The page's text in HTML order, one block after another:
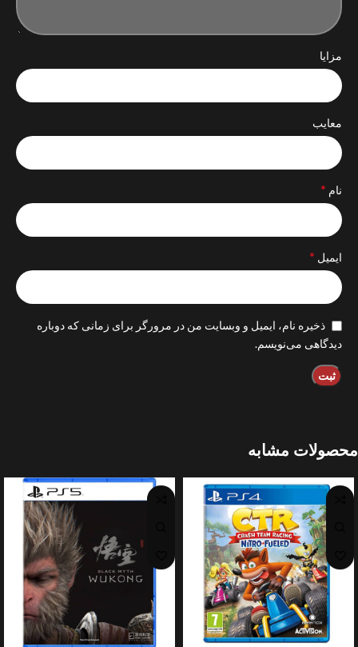
مزایا
معایب
نام *
ایمیل *
ذخیره نام، ایمیل و وبسایت من در مرورگر برای زمانی که دوباره
دیدگاهی می‌نویسم.
محصولات مشابه